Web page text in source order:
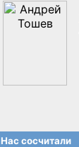
Нас сосчитали